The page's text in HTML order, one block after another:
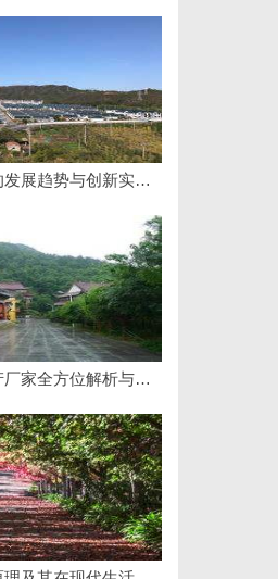
上海工业设备设计的发展趋势与创新实践探索
保定橡胶输送带生产厂家全方位解析与行业发展前景